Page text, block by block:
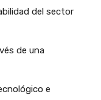
del sector
de una
e